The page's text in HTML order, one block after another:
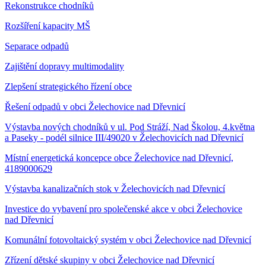
Rekonstrukce chodníků
Rozšíření kapacity MŠ
Separace odpadů
Zajištění dopravy multimodality
Zlepšení strategického řízení obce
Řešení odpadů v obci Želechovice nad Dřevnicí
Výstavba nových chodníků v ul. Pod Stráží, Nad Školou, 4.května
a Paseky - podél silnice III/49020 v Želechovicích nad Dřevnicí
Místní energetická koncepce obce Želechovice nad Dřevnicí,
4189000629
Výstavba kanalizačních stok v Želechovicích nad Dřevnicí
Investice do vybavení pro společenské akce v obci Želechovice
nad Dřevnicí
Komunální fotovoltaický systém v obci Želechovice nad Dřevnicí
Zřízení dětské skupiny v obci Želechovice nad Dřevnicí